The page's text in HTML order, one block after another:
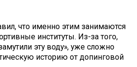
что именно этим занимаются
институты. Из-за того,
эту воду», уже сложно
историю от допинговой